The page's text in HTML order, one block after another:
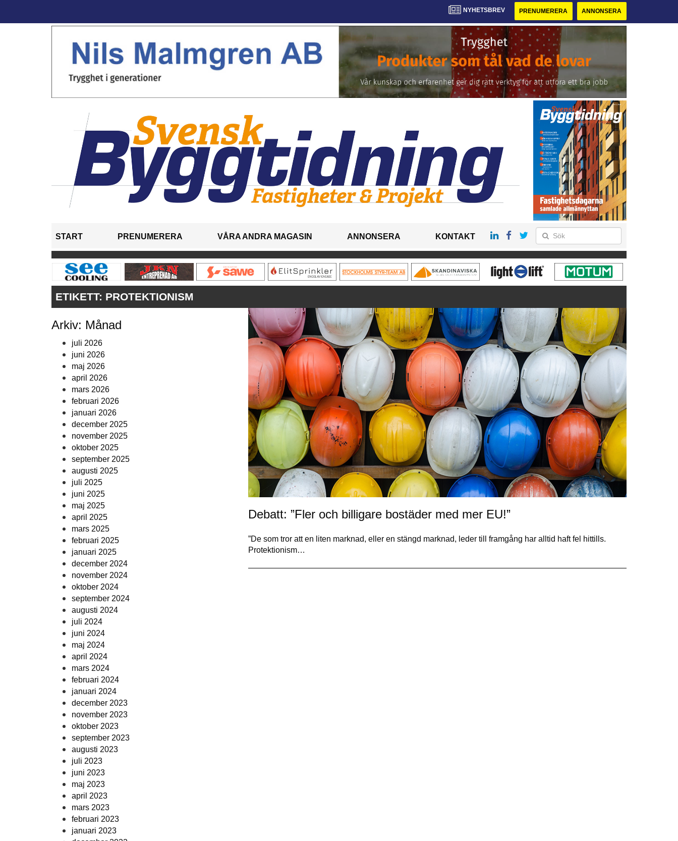
NYHETSBREV PRENUMERERA ANNONSERA
START PRENUMERERA VÅRA ANDRA MAGASIN ANNONSERA KONTAKT
ETIKETT: PROTEKTIONISM
Arkiv: Månad
juli 2026
juni 2026
maj 2026
april 2026
mars 2026
februari 2026
januari 2026
december 2025
november 2025
oktober 2025
september 2025
augusti 2025
juli 2025
juni 2025
maj 2025
april 2025
mars 2025
februari 2025
januari 2025
december 2024
november 2024
oktober 2024
september 2024
augusti 2024
juli 2024
juni 2024
maj 2024
april 2024
mars 2024
februari 2024
januari 2024
december 2023
november 2023
oktober 2023
september 2023
augusti 2023
juli 2023
juni 2023
maj 2023
april 2023
mars 2023
februari 2023
januari 2023
Debatt: ”Fler och billigare bostäder med mer EU!”
”De som tror att en liten marknad, eller en stängd marknad, leder till framgång har alltid haft fel hittills.
Protektionism…